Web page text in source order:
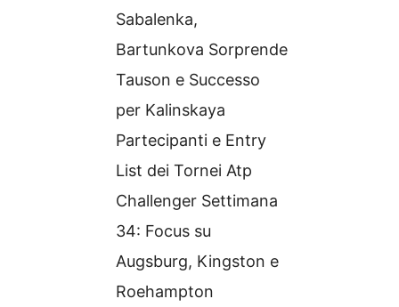
Sabalenka,
Bartunkova Sorprende
Tauson e Successo
per Kalinskaya
Partecipanti e Entry
List dei Tornei Atp
Challenger Settimana
34: Focus su
Augsburg, Kingston e
Roehampton